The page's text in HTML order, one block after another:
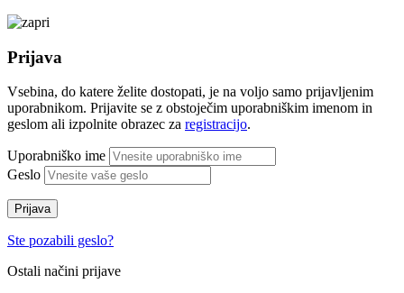
Prijava
Vsebina, do katere želite dostopati, je na voljo samo prijavljenim
uporabnikom. Prijavite se z obstoječim uporabniškim imenom in
geslom ali izpolnite obrazec za registracijo.
Uporabniško ime
Geslo
Prijava
Ste pozabili geslo?
Ostali načini prijave